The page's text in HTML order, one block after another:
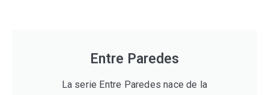
Entre Paredes
La serie Entre Paredes nace de la